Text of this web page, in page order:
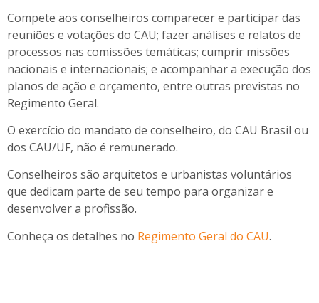
Compete aos conselheiros comparecer e participar das
reuniões e votações do CAU; fazer análises e relatos de
processos nas comissões temáticas; cumprir missões
nacionais e internacionais; e acompanhar a execução dos
planos de ação e orçamento, entre outras previstas no
Regimento Geral.
O exercício do mandato de conselheiro, do CAU Brasil ou
dos CAU/UF, não é remunerado.
Conselheiros são arquitetos e urbanistas voluntários
que dedicam parte de seu tempo para organizar e
desenvolver a profissão.
Conheça os detalhes no Regimento Geral do CAU.